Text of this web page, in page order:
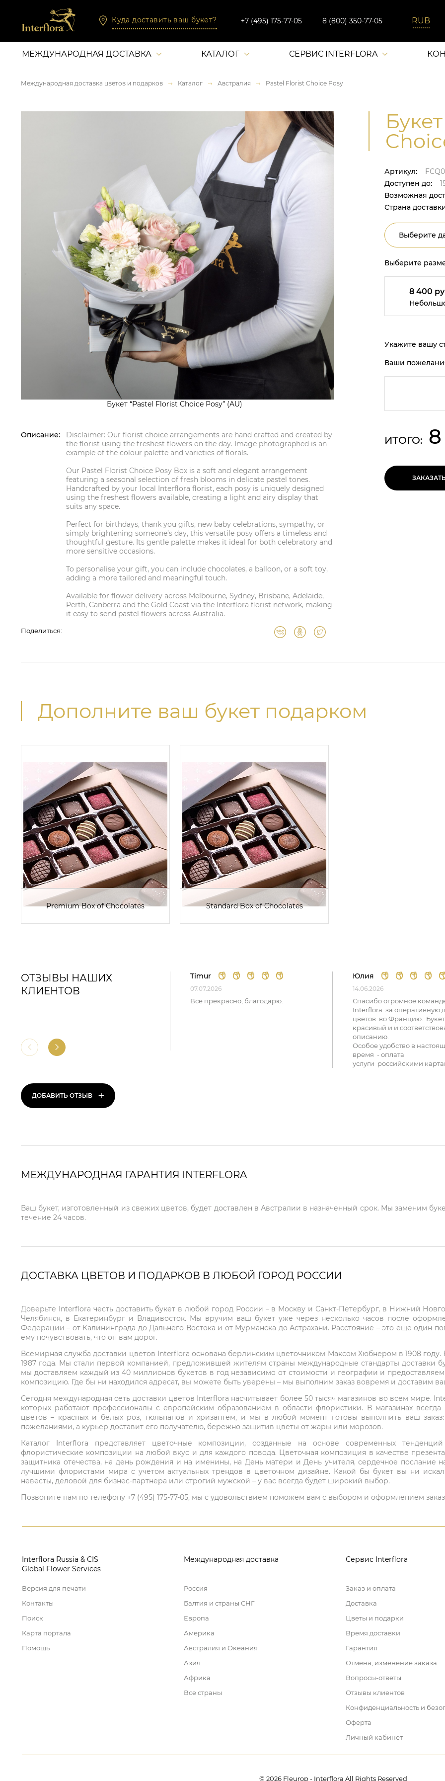
Куда доставить ваш букет? +7 (495) 175-77-05 8 (800) 350-77-05
МЕЖДУНАРОДНАЯ ДОСТАВКА КАТАЛОГ СЕРВИС INTERFLORA
Международная доставка цветов и подарков Каталог Австралия Pastel Florist Choice Posy
Букет “Pastel Florist Choice Posy” (AU)
Описание:
Disclaimer: Our florist choice arrangements are hand crafted and created by
the florist using the freshest flowers on the day. Image photographed is an
example of the colour palette and varieties of florals.
Our Pastel Florist Choice Posy Box is a soft and elegant arrangement
featuring a seasonal selection of fresh blooms in delicate pastel tones.
Handcrafted by your local Interflora florist, each posy is uniquely designed
using the freshest flowers available, creating a light and airy display that
suits any space.
Perfect for birthdays, thank you gifts, new baby celebrations, sympathy, or
simply brightening someone’s day, this versatile posy offers a timeless and
thoughtful gesture. Its gentle palette makes it ideal for both celebratory and
more sensitive occasions.
To personalise your gift, you can include chocolates, a balloon, or a soft toy,
adding a more tailored and meaningful touch.
Available for flower delivery across Melbourne, Sydney, Brisbane, Adelaide,
Perth, Canberra and the Gold Coast via the Interflora florist network, making
it easy to send pastel flowers across Australia.
Поделиться:
Артикул:
Доступен до:
Возможная
Страна
Выберите
Выберите
8 400
Укажите вашу
Ваши
ИТОГО:
Дополните ваш букет подарком
Premium Box of Chocolates Standard Box of Chocolates
ОТЗЫВЫ НАШИХ
КЛИЕНТОВ
ДОБАВИТЬ ОТЗЫВ +
Timur
07.07.2026
Все прекрасно, благодарю.
Юлия
14.06.2026
Спасибо огромное
Interflora за оперативную
цветов во Францию.
красивый и и
описанию.
Особое удобство в
время - оплата
услуги российскими
МЕЖДУНАРОДНАЯ ГАРАНТИЯ INTERFLORA
Ваш букет, изготовленный из свежих цветов, будет доставлен в Австралии в назначенный срок. Мы заменим
течение 24 часов.
ДОСТАВКА ЦВЕТОВ И ПОДАРКОВ В ЛЮБОЙ ГОРОД РОССИИ
Доверьте Interflora честь доставить букет в любой город России – в Москву и Санкт-Петербург, в Нижний
Челябинск, в Екатеринбург и Владивосток. Мы вручим ваш букет уже через несколько часов после
Федерации – от Калининграда до Дальнего Востока и от Мурманска до Астрахани. Расстояние – это еще один
ему почувствовать, что он вам дорог.
Всемирная служба доставки цветов Interflora основана берлинским цветочником Максом Хюбнером в 1908
1987 года. Мы стали первой компанией, предложившей жителям страны международные стандарты доставки
мы доставляем каждый из 40 миллионов букетов в год независимо от стоимости и географии и
композицию. Где бы ни находился адресат, вы можете быть уверены – мы выполним заказ вовремя и доставим
Сегодня международная сеть доставки цветов Interflora насчитывает более 50 тысяч магазинов во всем мире.
которых работают профессионалы с европейским образованием в области флористики. В магазинах
цветов – красных и белых роз, тюльпанов и хризантем, и мы в любой момент готовы выполнить ваш
пожеланиями, а курьер доставит его получателю, бережно защитив цветы от жары или морозов.
Каталог Interflora представляет цветочные композиции, созданные на основе современных
флористические композиции на любой вкус и для каждого повода. Цветочная композиция в качестве
защитника отечества, на день рождения и на именины, на День матери и День учителя, сердечное послание
лучшими флористами мира с учетом актуальных трендов в цветочном дизайне. Какой бы букет вы ни
невесты, деловой для бизнес-партнера или строгий мужской – у вас всегда будет широкий выбор.
Позвоните нам по телефону +7 (495) 175-77-05, мы с удовольствием поможем вам с выбором и оформлением
Interflora Russia & CIS
Global Flower Services
Версия для печати
Контакты
Поиск
Карта портала
Помощь
Международная доставка
Россия
Балтия и страны СНГ
Европа
Америка
Австралия и Океания
Азия
Африка
Все страны
Сервис Interflora
Заказ и оплата
Доставка
Цветы и подарки
Время доставки
Гарантия
Отмена, изменение заказа
Вопросы-ответы
Отзывы клиентов
Конфиденциальность и
Оферта
Личный кабинет
© 2026 Fleurop - Interflora All Rights Reserved